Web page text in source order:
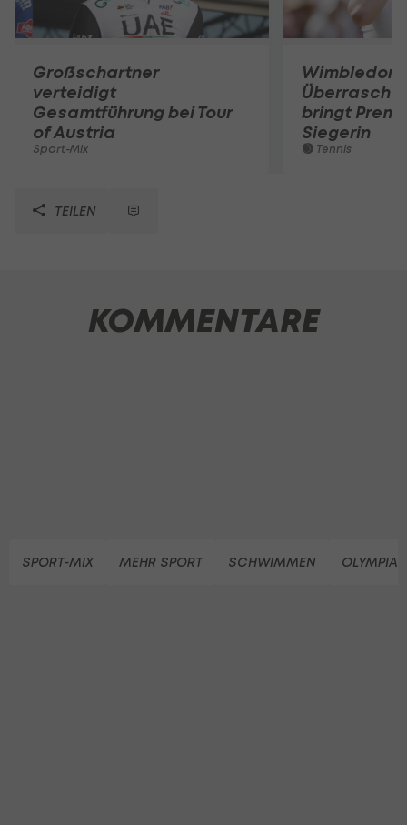
Großschartner
verteidigt
Gesamtführung bei Tour
of Austria
Sport-Mix
Wimbledon:
bringt
Siegerin
Tennis
TEILEN
KOMMENTARE
SPORT-MIX MEHR SPORT SCHWIMMEN OLYMPIA